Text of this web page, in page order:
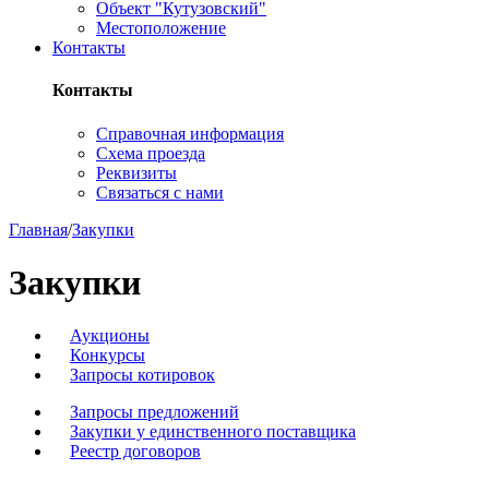
Объект "Кутузовский"
Местоположение
Контакты
Контакты
Справочная информация
Схема проезда
Реквизиты
Связаться с нами
Главная/Закупки
Закупки
Аукционы
Конкурсы
Запросы котировок
Запросы предложений
Закупки у единственного поставщика
Реестр договоров